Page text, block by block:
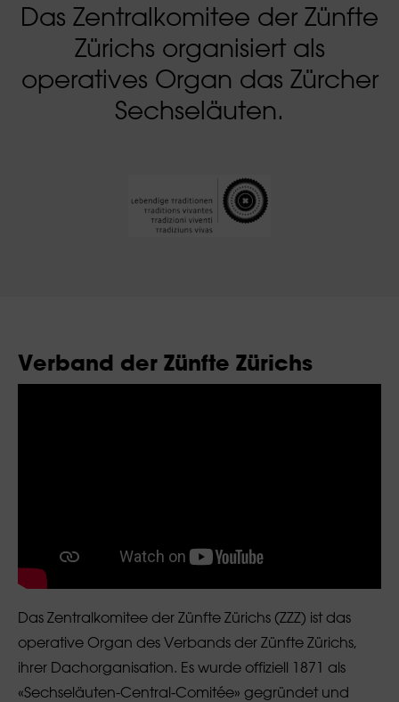
Das Zentralkomitee der Zünfte
Zürichs organisiert als
operatives Organ das Zürcher
Sechseläuten.
Verband der Zünfte Zürichs
Das Zentralkomitee der Zünfte Zürichs (ZZZ) ist das
operative Organ des Verbands der Zünfte Zürichs,
ihrer Dachorganisation. Es wurde offiziell 1871 als
«Sechseläuten-Central-Comitée» gegründet und